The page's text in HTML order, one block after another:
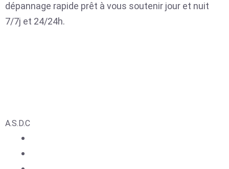
dépannage rapide prêt à vous soutenir jour et nuit
7/7j et 24/24h.
A.S.D.C